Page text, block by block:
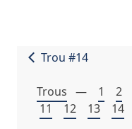
Trou #14
Trous — 1 2
11
12 13 14